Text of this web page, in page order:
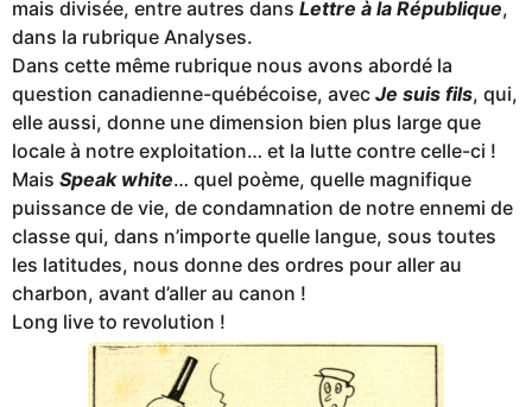
mais divisée, entre autres dans Lettre à la République,
dans la rubrique Analyses.
Dans cette même rubrique nous avons abordé la
question canadienne-québécoise, avec Je suis fils, qui,
elle aussi, donne une dimension bien plus large que
locale à notre exploitation… et la lutte contre celle-ci !
Mais Speak white… quel poème, quelle magnifique
puissance de vie, de condamnation de notre ennemi de
classe qui, dans n’importe quelle langue, sous toutes
les latitudes, nous donne des ordres pour aller au
charbon, avant d’aller au canon !
Long live to revolution !